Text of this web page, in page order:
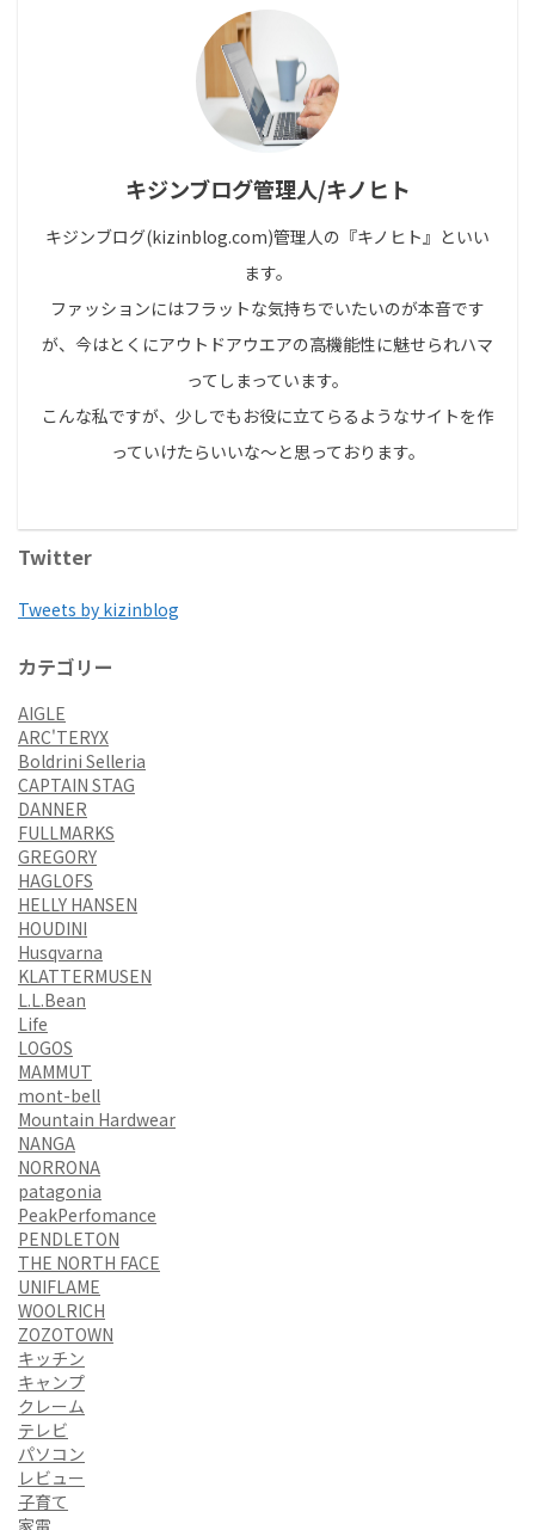
キジンブログ管理人/キノヒト
キジンブログ(kizinblog.com)管理人の『キノヒト』といい
ます。
ファッションにはフラットな気持ちでいたいのが本音です
が、今はとくにアウトドアウエアの高機能性に魅せられハマ
ってしまっています。
こんな私ですが、少しでもお役に立てらるようなサイトを作
っていけたらいいな～と思っております。
Twitter
Tweets by kizinblog
カテゴリー
AIGLE
ARC'TERYX
Boldrini Selleria
CAPTAIN STAG
DANNER
FULLMARKS
GREGORY
HAGLOFS
HELLY HANSEN
HOUDINI
Husqvarna
KLATTERMUSEN
L.L.Bean
Life
LOGOS
MAMMUT
mont-bell
Mountain Hardwear
NANGA
NORRONA
patagonia
PeakPerfomance
PENDLETON
THE NORTH FACE
UNIFLAME
WOOLRICH
ZOZOTOWN
キッチン
キャンプ
クレーム
テレビ
パソコン
レビュー
子育て
家電